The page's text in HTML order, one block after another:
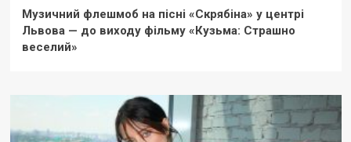
Музичний флешмоб на пісні «Скрябіна» у центрі
Львова — до виходу фільму «Кузьма: Страшно
веселий»